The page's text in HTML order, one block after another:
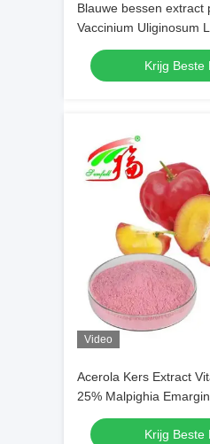
Blauwe bessen extract
Vaccinium Uliginosum L
Anthocyanidinen 5% -
Krijg Beste
Video
Acerola Kers Extract
25% Malpighia
Vc Poeder
Krijg Beste